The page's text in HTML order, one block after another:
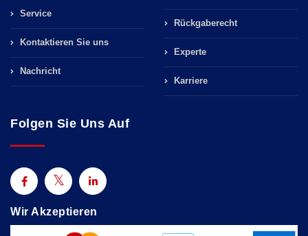
Service
Kontaktieren Sie uns
Nachricht
Rückgaberecht
Experte
Karriere
Folgen Sie Uns Auf
Wir Akzeptieren